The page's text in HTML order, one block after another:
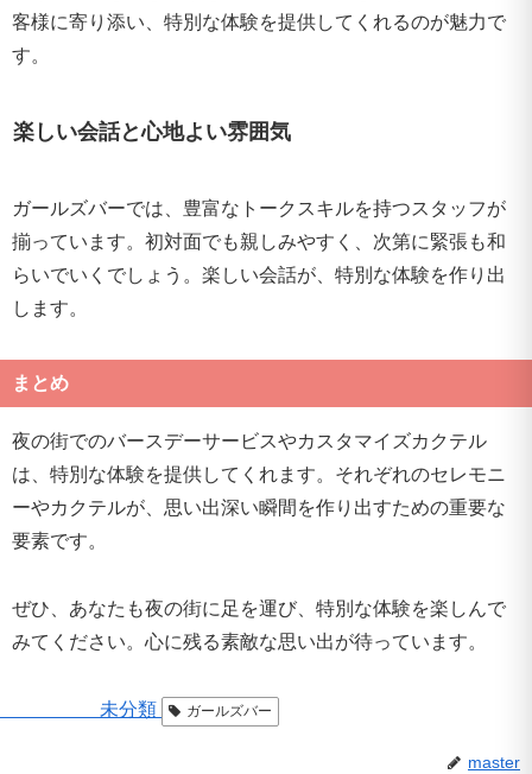
客様に寄り添い、特別な体験を提供してくれるのが魅力で
す。
楽しい会話と心地よい雰囲気
ガールズバーでは、豊富なトークスキルを持つスタッフが
揃っています。初対面でも親しみやすく、次第に緊張も和
らいでいくでしょう。楽しい会話が、特別な体験を作り出
します。
まとめ
夜の街でのバースデーサービスやカスタマイズカクテル
は、特別な体験を提供してくれます。それぞれのセレモニ
ーやカクテルが、思い出深い瞬間を作り出すための重要な
要素です。
ぜひ、あなたも夜の街に足を運び、特別な体験を楽しんで
みてください。心に残る素敵な思い出が待っています。
未分類 ガールズバー
master